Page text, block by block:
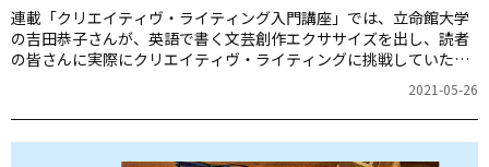
連載「クリエイティヴ・ライティング入門講座」では、立命館大学
の吉田恭子さんが、英語で書く文芸創作エクササイズを出し、読者
の皆さんに実際にクリエイティヴ・ライティングに挑戦していただ
ださいます。英語での表現力を広げるチャンスです！ぜひチャレン
ジしてみてください。
2021-05-26